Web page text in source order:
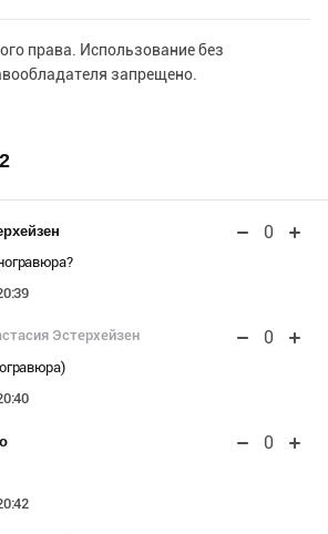
права. Использование без
запрещено.
0
Эстерхейзен 0
0